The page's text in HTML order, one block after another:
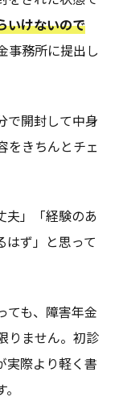
いけないので
事務所に提出し
で開封して中身
をきちんとチェ
夫」「経験のあ
はず」と思って
ても、障害年金
りません。初診
実際より軽く書